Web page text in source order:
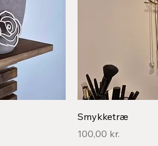
Smykketræ
Pris
100,00 kr.